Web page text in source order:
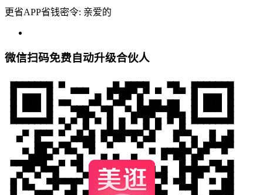
更省APP省钱密令: 亲爱的
微信扫码免费自动升级合伙人